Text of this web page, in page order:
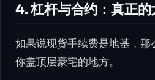
4. 杠杆与合约：真正
如果说现货手续费是地基，那
你盖顶层豪宅的地方。